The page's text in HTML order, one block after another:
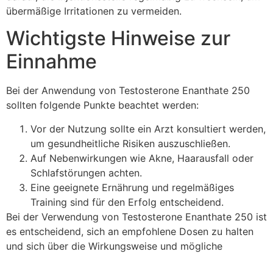
übermäßige Irritationen zu vermeiden.
Wichtigste Hinweise zur
Einnahme
Bei der Anwendung von Testosterone Enanthate 250
sollten folgende Punkte beachtet werden:
Vor der Nutzung sollte ein Arzt konsultiert werden,
um gesundheitliche Risiken auszuschließen.
Auf Nebenwirkungen wie Akne, Haarausfall oder
Schlafstörungen achten.
Eine geeignete Ernährung und regelmäßiges
Training sind für den Erfolg entscheidend.
Bei der Verwendung von Testosterone Enanthate 250 ist
es entscheidend, sich an empfohlene Dosen zu halten
und sich über die Wirkungsweise und mögliche